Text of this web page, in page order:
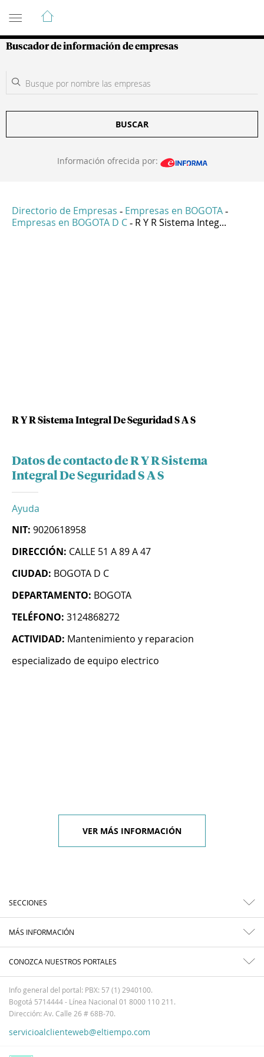
Guía de Empresas Colombianas
Buscador de información de empresas
BUSCAR
Información ofrecida por:
Directorio de Empresas - Empresas en BOGOTA -
Empresas en BOGOTA D C - R Y R Sistema Integ...
R Y R Sistema Integral De Seguridad S A S
Datos de contacto de R Y R Sistema
Integral De Seguridad S A S
Ayuda
NIT: 9020618958
DIRECCIÓN: CALLE 51 A 89 A 47
CIUDAD: BOGOTA D C
DEPARTAMENTO: BOGOTA
TELÉFONO: 3124868272
ACTIVIDAD: Mantenimiento y reparacion
especializado de equipo electrico
VER MÁS INFORMACIÓN
SECCIONES
MÁS INFORMACIÓN
CONOZCA NUESTROS PORTALES
Info general del portal: PBX: 57 (1) 2940100.
Bogotá 5714444 - Línea Nacional 01 8000 110 211.
Dirección: Av. Calle 26 # 68B-70.
servicioalclienteweb@eltiempo.com